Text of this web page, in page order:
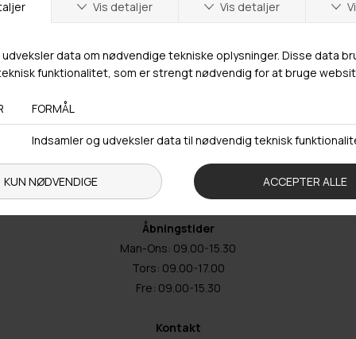
Butikker
Adresse
Hestehaven 21 K
5260 Odense S
Åbningstider
Man-Ons: 09.00-15.30
Tors: 09.00-17.00
Fre: 09.00-15.30
Kontakt